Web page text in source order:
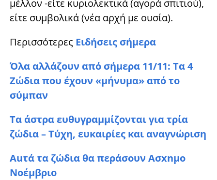
μέλλον -είτε κυριολεκτικά (αγορά σπιτιού),
είτε συμβολικά (νέα αρχή με ουσία).
Περισσότερες Ειδήσεις σήμερα
Όλα αλλάζουν από σήμερα 11/11: Τα 4
Zώδια που έχουν «μήνυμα» από το
σύμπαν
Τα άστρα ευθυγραμμίζονται για τρία
ζώδια – Τύχη, ευκαιρίες και αναγνώριση
Auτά τα ζώδια θα περάσουν Aσxnμo
Νοέμβριο